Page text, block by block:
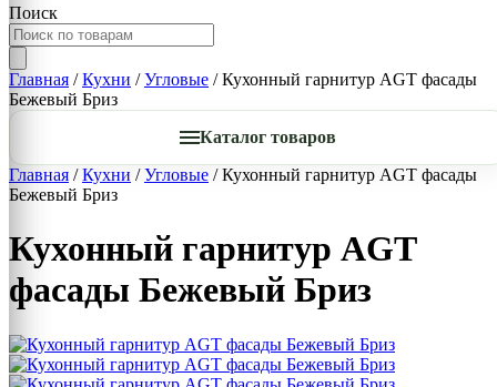
Поиск
Главная /Кухни /Угловые / Кухонный гарнитур AGT фасады
Бежевый Бриз
Каталог товаров
Главная /Кухни /Угловые / Кухонный гарнитур AGT фасады
Бежевый Бриз
Кухонный гарнитур AGT
фасады Бежевый Бриз